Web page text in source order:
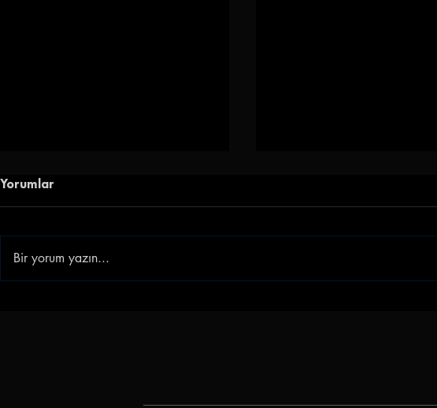
Yorumlar
Bir yorum yazın...